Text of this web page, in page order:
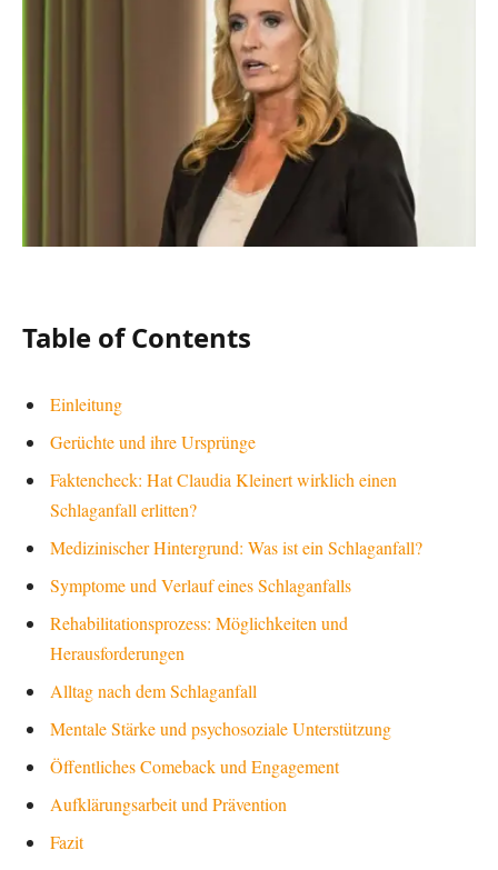
Table of Contents
Einleitung
Gerüchte und ihre Ursprünge
Faktencheck: Hat Claudia Kleinert wirklich einen
Schlaganfall erlitten?
Medizinischer Hintergrund: Was ist ein Schlaganfall?
Symptome und Verlauf eines Schlaganfalls
Rehabilitationsprozess: Möglichkeiten und
Herausforderungen
Alltag nach dem Schlaganfall
Mentale Stärke und psychosoziale Unterstützung
Öffentliches Comeback und Engagement
Aufklärungsarbeit und Prävention
Fazit